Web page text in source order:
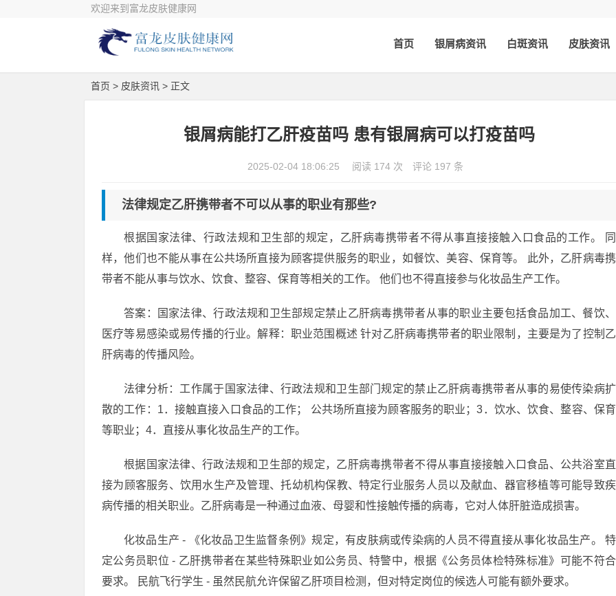
欢迎来到富龙皮肤健康网
首页 银屑病资讯 白斑资讯 皮肤资讯
首页 > 皮肤资讯 > 正文
银屑病能打乙肝疫苗吗 患有银屑病可以打疫苗吗
2025-02-04 18:06:25 阅读 174 次 评论 197 条
法律规定乙肝携带者不可以从事的职业有那些?
根据国家法律、行政法规和卫生部的规定，乙肝病毒携带者不得从事直接接触入口食品的工作。 同
样，他们也不能从事在公共场所直接为顾客提供服务的职业，如餐饮、美容、保育等。 此外，乙肝病毒携
带者不能从事与饮水、饮食、整容、保育等相关的工作。 他们也不得直接参与化妆品生产工作。
答案：国家法律、行政法规和卫生部规定禁止乙肝病毒携带者从事的职业主要包括食品加工、餐饮、
医疗等易感染或易传播的行业。解释：职业范围概述 针对乙肝病毒携带者的职业限制，主要是为了控制乙
肝病毒的传播风险。
法律分析：工作属于国家法律、行政法规和卫生部门规定的禁止乙肝病毒携带者从事的易使传染病扩
散的工作：1．接触直接入口食品的工作； 公共场所直接为顾客服务的职业；3．饮水、饮食、整容、保育
等职业；4．直接从事化妆品生产的工作。
根据国家法律、行政法规和卫生部的规定，乙肝病毒携带者不得从事直接接触入口食品、公共浴室直
接为顾客服务、饮用水生产及管理、托幼机构保教、特定行业服务人员以及献血、器官移植等可能导致疾
病传播的相关职业。乙肝病毒是一种通过血液、母婴和性接触传播的病毒，它对人体肝脏造成损害。
化妆品生产 - 《化妆品卫生监督条例》规定，有皮肤病或传染病的人员不得直接从事化妆品生产。 特
定公务员职位 - 乙肝携带者在某些特殊职业如公务员、特警中，根据《公务员体检特殊标准》可能不符合
要求。 民航飞行学生 - 虽然民航允许保留乙肝项目检测，但对特定岗位的候选人可能有额外要求。